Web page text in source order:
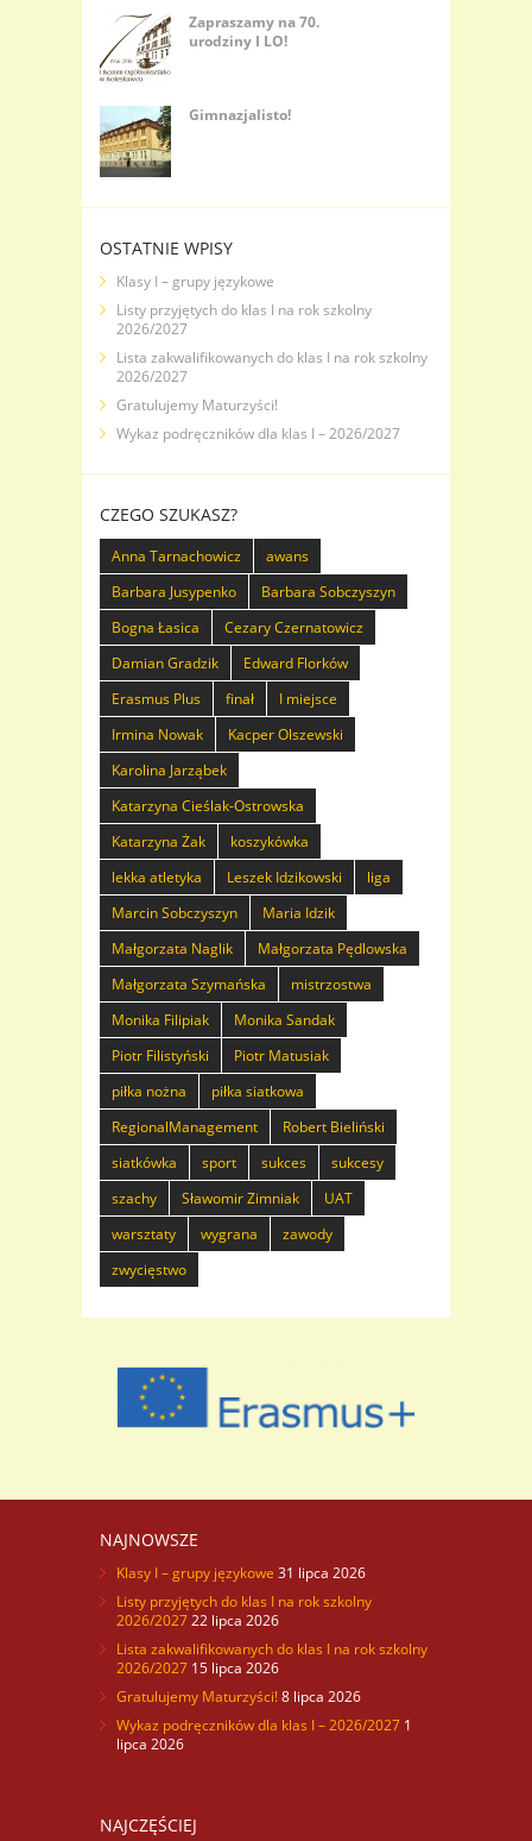
Zapraszamy na 70.
urodziny I LO!
Gimnazjalisto!
OSTATNIE WPISY
Klasy I – grupy językowe
Listy przyjętych do klas I na rok szkolny
2026/2027
Lista zakwalifikowanych do klas I na rok szkolny
2026/2027
Gratulujemy Maturzyści!
Wykaz podręczników dla klas I – 2026/2027
CZEGO SZUKASZ?
Anna Tarnachowicz
awans
Barbara Jusypenko
Barbara Sobczyszyn
Bogna Łasica
Cezary Czernatowicz
Damian Gradzik
Edward Florków
Erasmus Plus
finał
I miejsce
Irmina Nowak
Kacper Olszewski
Karolina Jarząbek
Katarzyna Cieślak-Ostrowska
Katarzyna Żak
koszykówka
lekka atletyka
Leszek Idzikowski
liga
Marcin Sobczyszyn
Maria Idzik
Małgorzata Naglik
Małgorzata Pędlowska
Małgorzata Szymańska
mistrzostwa
Monika Filipiak
Monika Sandak
Piotr Filistyński
Piotr Matusiak
piłka nożna
piłka siatkowa
RegionalManagement
Robert Bieliński
siatkówka
sport sukces
sukcesy
szachy
Sławomir Zimniak
UAT
warsztaty
wygrana
zawody
zwycięstwo
NAJNOWSZE
Klasy I – grupy językowe 31 lipca 2026
Listy przyjętych do klas I na rok szkolny
2026/202722 lipca 2026
Lista zakwalifikowanych do klas I na rok szkolny
2026/2027 15 lipca 2026
Gratulujemy Maturzyści!8 lipca 2026
Wykaz podręczników dla klas I – 2026/2027 1
lipca 2026
NAJCZĘŚCIEJ